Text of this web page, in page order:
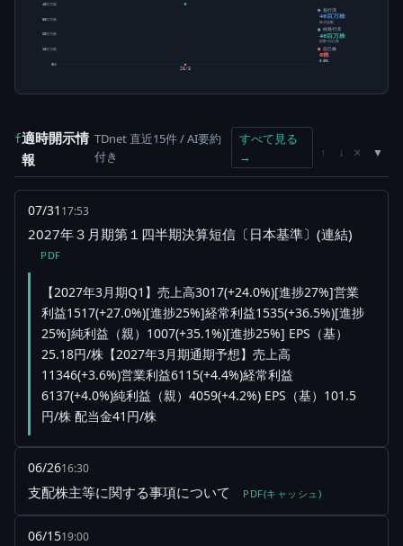
0株
10百万株
20百万株
30百万株
40百万株
26/3
発行済
40百万株
株式総数
純発行済
40百万株
総数-自己株
自己株
0株
0.00%
f適時開示情
報
TDnet 直近15件 / AI要約
付き
すべて見る
→
↑ ↓ ×
07/31 17:53
2027年３月期第１四半期決算短信〔日本基準〕(連結)
PDF
【2027年3月期Q1】売上高3017(+24.0%)[進捗27%]営業
利益1517(+27.0%)[進捗25%]経常利益1535(+36.5%)[進捗
25%]純利益（親）1007(+35.1%)[進捗25%] EPS（基）
25.18円/株【2027年3月期通期予想】売上高
11346(+3.6%)営業利益6115(+4.4%)経常利益
6137(+4.0%)純利益（親）4059(+4.2%) EPS（基）101.5
円/株 配当金41円/株
06/2616:30
支配株主等に関する事項について PDF(キャッシュ)
06/1519:00